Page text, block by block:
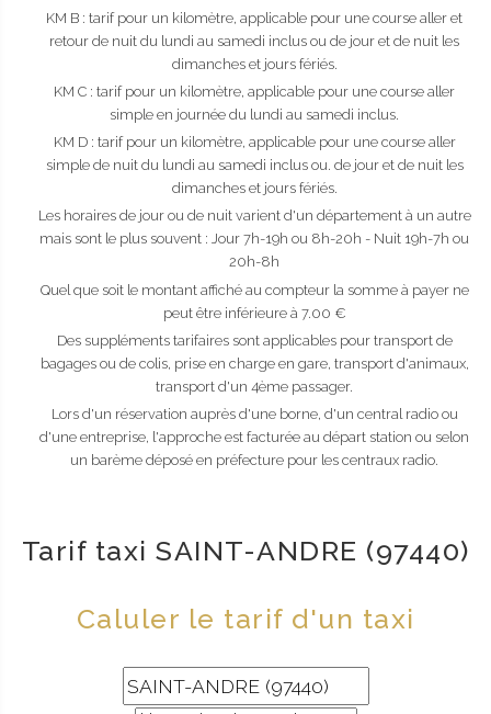
KM B : tarif pour un kilomètre, applicable pour une course aller et
retour de nuit du lundi au samedi inclus ou de jour et de nuit les
dimanches et jours fériés.
KM C : tarif pour un kilomètre, applicable pour une course aller
simple en journée du lundi au samedi inclus.
KM D : tarif pour un kilomètre, applicable pour une course aller
simple de nuit du lundi au samedi inclus ou. de jour et de nuit les
dimanches et jours fériés.
Les horaires de jour ou de nuit varient d'un département à un autre
mais sont le plus souvent : Jour 7h-19h ou 8h-20h - Nuit 19h-7h ou
20h-8h
Quel que soit le montant affiché au compteur la somme à payer ne
peut être inférieure à 7.00 €
Des suppléments tarifaires sont applicables pour transport de
bagages ou de colis, prise en charge en gare, transport d'animaux,
transport d'un 4ème passager.
Lors d'un réservation auprès d'une borne, d'un central radio ou
d'une entreprise, l'approche est facturée au départ station ou selon
un barème déposé en préfecture pour les centraux radio.
Tarif taxi SAINT-ANDRE (97440)
Caluler le tarif d'un taxi